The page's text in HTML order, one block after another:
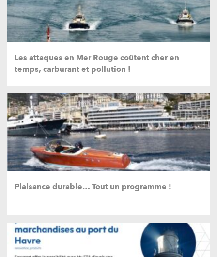
Les attaques en Mer Rouge coûtent cher en
temps, carburant et pollution !
Plaisance durable… Tout un programme !